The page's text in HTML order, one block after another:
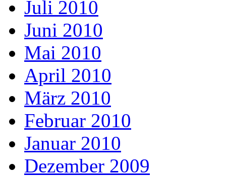
Juli 2010
Juni 2010
Mai 2010
April 2010
März 2010
Februar 2010
Januar 2010
Dezember 2009